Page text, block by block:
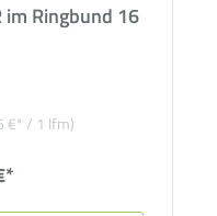
im Ringbund 16
€* / 1 lfm)